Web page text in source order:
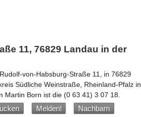
11, 76829 Landau in der
Rudolf-von-Habsburg-Straße 11, in 76829
Südliche Weinstraße, Rheinland-Pfalzin
Martin Born ist die (0 63 41) 3 07 18.
Melden!
Nachbarn